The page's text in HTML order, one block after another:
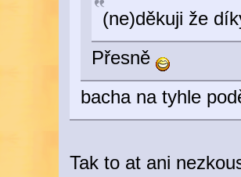
(ne)děkuji že
Přesně
bacha na tyhle
Tak to at ani